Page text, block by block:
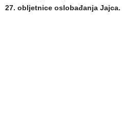
27. obljetnice oslobađanja Jajca.